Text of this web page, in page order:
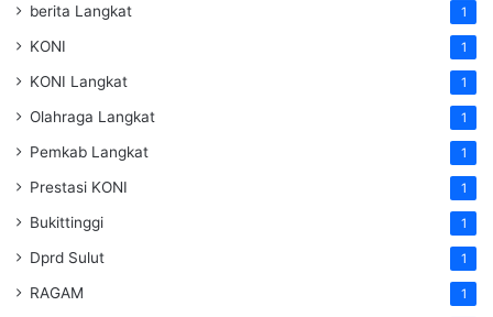
berita Langkat 1
KONI 1
KONI Langkat 1
Olahraga Langkat 1
Pemkab Langkat 1
Prestasi KONI 1
Bukittinggi 1
Dprd Sulut 1
RAGAM 1